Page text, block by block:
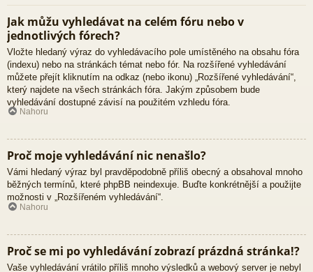
Jak můžu vyhledávat na celém fóru nebo v
jednotlivých fórech?
Vložte hledaný výraz do vyhledávacího pole umístěného na obsahu fóra
(indexu) nebo na stránkách témat nebo fór. Na rozšířené vyhledávání
můžete přejít kliknutím na odkaz (nebo ikonu) „Rozšířené vyhledávání“,
který najdete na všech stránkách fóra. Jakým způsobem bude
vyhledávání dostupné závisí na použitém vzhledu fóra.
Nahoru
Proč moje vyhledávání nic nenašlo?
Vámi hledaný výraz byl pravděpodobně příliš obecný a obsahoval mnoho
běžných termínů, které phpBB neindexuje. Buďte konkrétnější a použijte
možnosti v „Rozšířeném vyhledávání“.
Nahoru
Proč se mi po vyhledávání zobrazí prázdná stránka!?
Vaše vyhledávání vrátilo příliš mnoho výsledků a webový server je nebyl